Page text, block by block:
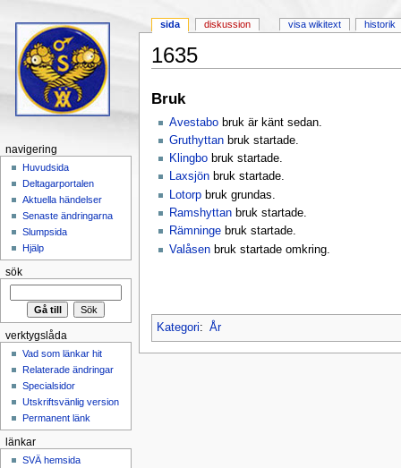
1635
Bruk
Avestabobruk är känt sedan.
Gruthyttanbruk startade.
Klingbobruk startade.
Laxsjönbruk startade.
Lotorpbruk grundas.
Ramshyttanbruk startade.
Rämningebruk startade.
Valåsenbruk startade omkring.
Kategori: År
sida diskussion visa wikitext historik
navigering
Huvudsida
Deltagarportalen
Aktuella händelser
Senaste ändringarna
Slumpsida
Hjälp
sök
verktygslåda
Vad som länkar hit
Relaterade ändringar
Specialsidor
Utskriftsvänlig version
Permanent länk
länkar
SVÄ hemsida